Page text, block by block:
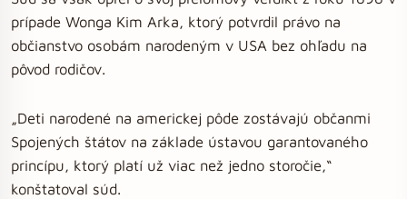
prípade Wonga Kim Arka, ktorý potvrdil právo na
občianstvo osobám narodeným v USA bez ohľadu na
pôvod rodičov.
„Deti narodené na americkej pôde zostávajú občanmi
Spojených štátov na základe ústavou garantovaného
princípu, ktorý platí už viac než jedno storočie,“
konštatoval súd.